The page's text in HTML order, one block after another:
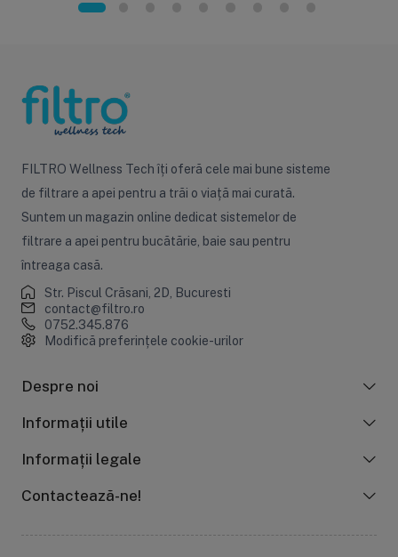
FILTRO Wellness Tech îți oferă cele mai bune sisteme
de filtrare a apei pentru a trăi o viață mai curată.
Suntem un magazin online dedicat sistemelor de
filtrare a apei pentru bucătărie, baie sau pentru
întreaga casă.
Str. Piscul Crăsani, 2D, Bucuresti
contact@filtro.ro
0752.345.876
Modifică preferințele cookie-urilor
Despre noi
Informații utile
Informații legale
Contactează-ne!